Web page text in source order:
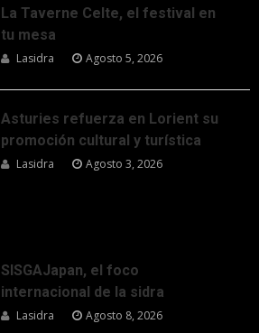
La Taverne Celte, el festival en
tu mesa
Lasidra Agosto 5, 2026
Asturies refuerza en Lorient su
promoción cultural y turística
Lasidra Agosto 3, 2026
SISGAJapan, el foco
internacional de la sidra
Lasidra Agosto 8, 2026